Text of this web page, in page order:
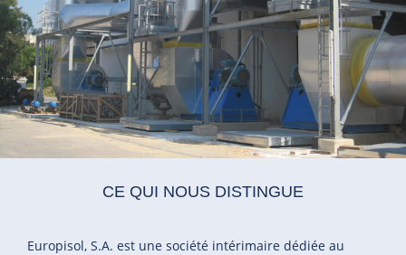
Ce qui nous distingue
Europisol, S.A. est une société intérimaire dédiée au